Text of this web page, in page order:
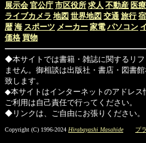
展示会 官公庁 市区役所 求人 不動産 医療
ライブカメラ 地図 世界地図 交通 旅行
暦 海 スポーツ メーカー 家電 パソコン
価格 買物
◆本サイトでは書籍・雑誌に関するリ
ません。御相談は出版社・書店・図書
致します。
◆本サイトはインターネットのアドレ
ご利用は自己責任で行ってください。
◆リンクは、ご自由にお張りください。
Copyright (C) 1996-2024 Hirabayashi Masahide プ